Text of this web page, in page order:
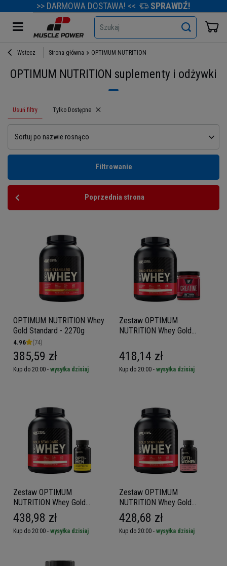
>> DARMOWA DOSTAWA! << SPRAWDŹ!
Szukaj
Wstecz Strona główna OPTIMUM NUTRITION
OPTIMUM NUTRITION suplementy i odżywki
Usuń filtry Usuń filtr
Tylko Dostępne
Sortuj po nazwie rosnąco
Filtrowanie
Poprzednia strona
OPTIMUM NUTRITION Whey
Gold Standard - 2270g
4.96 (74)
385,59 zł
Kup do 20:00 - wysyłka dzisiaj
Zestaw OPTIMUM
NUTRITION Whey Gold
DNA Creatine - 216g
418,14 zł
Kup do 20:00 - wysyłka dzisiaj
Zestaw OPTIMUM
NUTRITION Whey Gold
Standard - 2270g* + Opti
Men - 90tabs
438,98 zł
Kup do 20:00 - wysyłka dzisiaj
Zestaw OPTIMUM
NUTRITION Whey Gold
Standard - 2270g* + Opti
Women - 60caps
428,68 zł
Kup do 20:00 - wysyłka dzisiaj